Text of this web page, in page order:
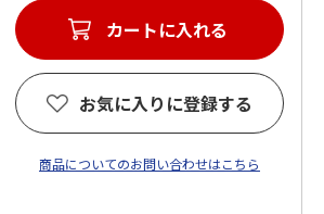
カートに入れる
お気に入りに登録する
商品についてのお問い合わせはこちら